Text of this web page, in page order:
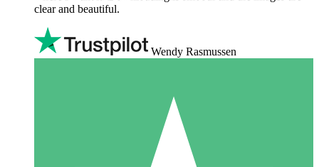
clear and beautiful.
Wendy Rasmussen